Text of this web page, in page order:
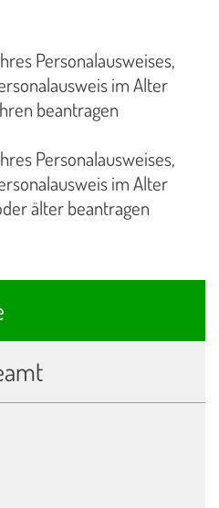
Personalausweises,
im Alter
beantragen
Personalausweises,
im Alter
älter beantragen